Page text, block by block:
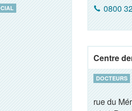
0800
Centre
DOCTEURS
rue du